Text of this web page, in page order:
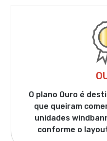
O plano Ouro é
que queiram
unidades
conforme o